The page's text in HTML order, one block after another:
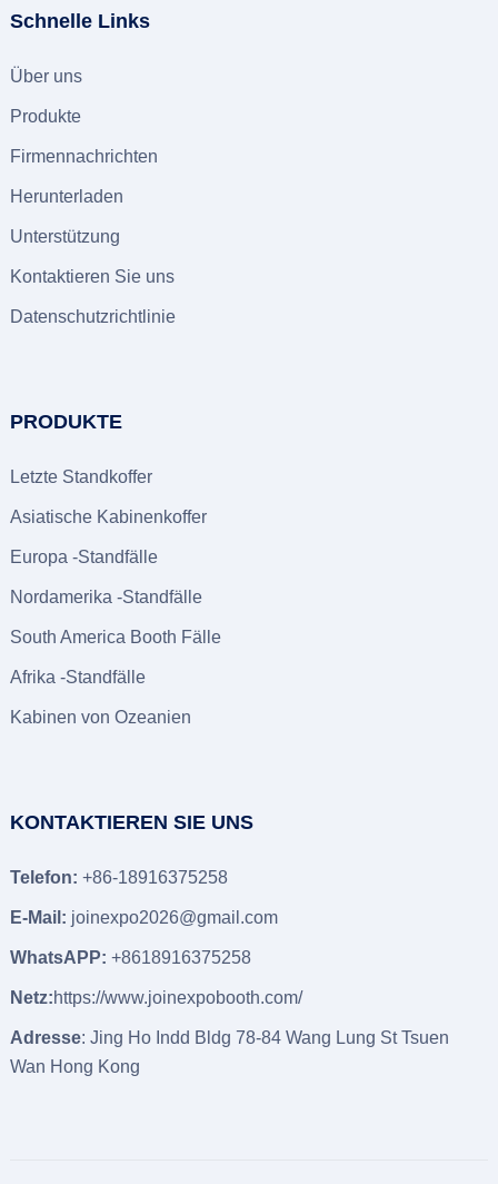
Schnelle Links
Über uns
Produkte
Firmennachrichten
Herunterladen
Unterstützung
Kontaktieren Sie uns
Datenschutzrichtlinie
PRODUKTE
Letzte Standkoffer
Asiatische Kabinenkoffer
Europa -Standfälle
Nordamerika -Standfälle
South America Booth Fälle
Afrika -Standfälle
Kabinen von Ozeanien
KONTAKTIEREN SIE UNS
Telefon: +86-18916375258
E-Mail: joinexpo2026@gmail.com
WhatsAPP: +8618916375258
Netz:https://www.joinexpobooth.com/
Adresse: Jing Ho Indd Bldg 78-84 Wang Lung St Tsuen
Wan Hong Kong